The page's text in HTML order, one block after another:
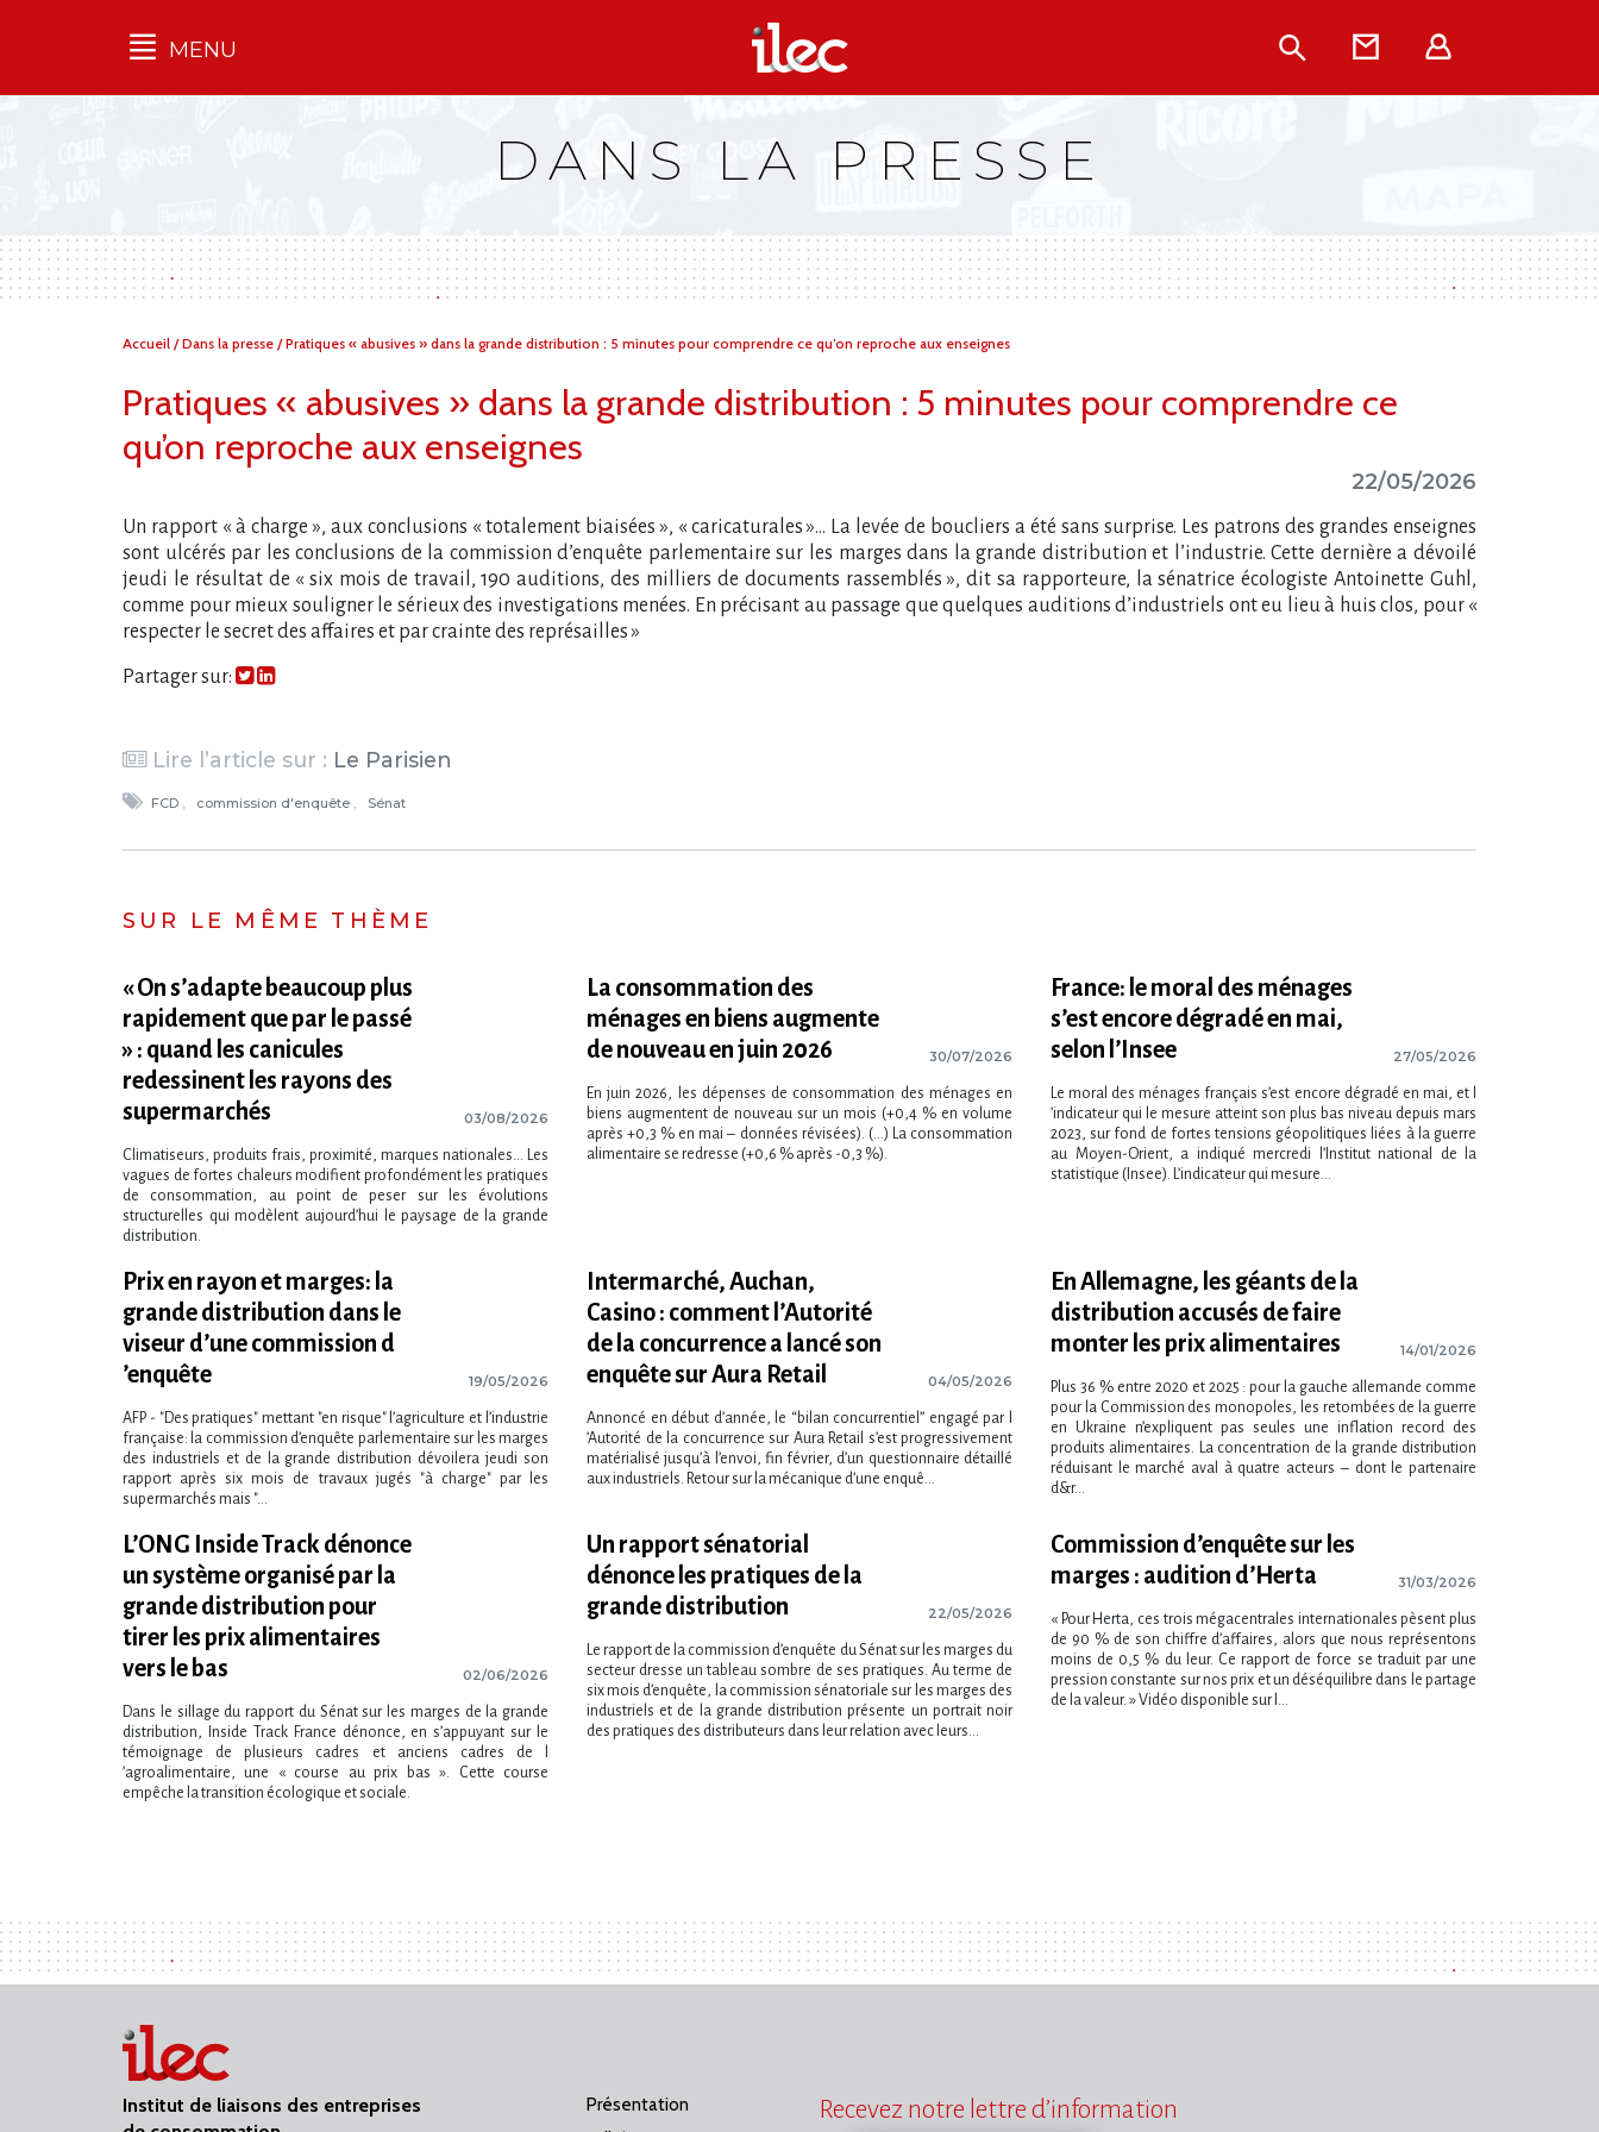
Qu'est-ce que l’Ilec
Campagnes
multimarques
MENU Rechercher
Contact
DANS LA PRESSE
Vous
Accueil /Dans la presse /Pratiques « abusives » dans la grande distribution : 5 minutes pour comprendre ce qu’on reproche aux enseignes
Pratiques « abusives » dans la grande distribution : 5 minutes pour comprendre ce
qu’on reproche aux enseignes
22/05/2026
Un rapport « à charge », aux conclusions « totalement biaisées », « caricaturales »… La levée de boucliers a été sans surprise. Les patrons des grandes enseignes
sont ulcérés par les conclusions de la commission d’enquête parlementaire sur les marges dans la grande distribution et l’industrie. Cette dernière a dévoilé
jeudi le résultat de « six mois de travail, 190 auditions, des milliers de documents rassemblés », dit sa rapporteure, la sénatrice écologiste Antoinette Guhl,
comme pour mieux souligner le sérieux des investigations menées. En précisant au passage que quelques auditions d’industriels ont eu lieu à huis clos, pour «
respecter le secret des affaires et par crainte des représailles »
Partager sur:
Lire l’article sur : Le Parisien
FCD commission d'enquête Sénat
SUR LE MÊME THÈME
« On s​‌’adapte beaucoup plus
rapidement que par le passé
» : quand les canicules
redessinent les rayons des
supermarchés
03/08/2026
Climatiseurs, produits frais, proximité, marques nationales… Les
vagues de fortes chaleurs modifient profondément les pratiques
de consommation, au point de peser sur les évolutions
structurelles qui modèlent aujourd​‌’hui le paysage de la grande
distribution.
La consommation des
ménages en biens augmente
de nouveau en juin 2026
30/07/2026
En juin 2026, les dépenses de consommation des ménages en
biens augmentent de nouveau sur un mois (+0,4 % en volume
après +0,3 % en mai – données révisées). (...) La consommation
alimentaire se redresse (+0,6 % après -0,3 %).
France: le moral des ménages
s​‌’est encore dégradé en mai,
selon l​‌’Insee
27/05/2026
Le moral des ménages français s​‌’est encore dégradé en mai, et l​
‌’indicateur qui le mesure atteint son plus bas niveau depuis mars
2023, sur fond de fortes tensions géopolitiques liées à la guerre
au Moyen-Orient, a indiqué mercredi l​‌’Institut national de la
statistique (Insee). L​‌’indicateur qui mesure...
Prix en rayon et marges: la
grande distribution dans le
viseur d​‌’une commission d​
‌’enquête
19/05/2026
AFP - "Des pratiques" mettant "en risque" l​‌’agriculture et l​‌’industrie
française: la commission d​‌’enquête parlementaire sur les marges
des industriels et de la grande distribution dévoilera jeudi son
rapport après six mois de travaux jugés "à charge" par les
supermarchés mais "...
Intermarché, Auchan,
Casino : comment l​‌’Autorité
de la concurrence a lancé son
enquête sur Aura Retail
04/05/2026
Annoncé en début d​‌’année, le “bilan concurrentiel” engagé par l​
‌’Autorité de la concurrence sur Aura Retail s​‌’est progressivement
matérialisé jusqu​‌’à l​‌’envoi, fin février, d​‌’un questionnaire détaillé
aux industriels. Retour sur la mécanique d​‌’une enquê...
En Allemagne, les géants de la
distribution accusés de faire
monter les prix alimentaires
14/01/2026
Plus 36 % entre 2020 et 2025 : pour la gauche allemande comme
pour la Commission des monopoles, les retombées de la guerre
en Ukraine n’expliquent pas seules une inflation record des
produits alimentaires. La concentration de la grande distribution
réduisant le marché aval à quatre acteurs – dont le partenaire
d&r...
L​‌’ONG Inside Track dénonce
un système organisé par la
grande distribution pour
tirer les prix alimentaires
vers le bas
02/06/2026
Dans le sillage du rapport du Sénat sur les marges de la grande
distribution, Inside Track France dénonce, en s​‌’appuyant sur le
témoignage de plusieurs cadres et anciens cadres de l​
‌’agroalimentaire, une « course au prix bas ». Cette course
empêche la transition écologique et sociale.
Un rapport sénatorial
dénonce les pratiques de la
grande distribution
22/05/2026
Le rapport de la commission d’enquête du Sénat sur les marges du
secteur dresse un tableau sombre de ses pratiques. Au terme de
six mois d’enquête, la commission sénatoriale sur les marges des
industriels et de la grande distribution présente un portrait noir
des pratiques des distributeurs dans leur relation avec leurs...
Commission d’enquête sur les
marges : audition d’Herta
31/03/2026
« Pour Herta, ces trois mégacentrales internationales pèsent plus
de 90 % de son chiffre d’affaires, alors que nous représentons
moins de 0,5 % du leur. Ce rapport de force se traduit par une
pression constante sur nos prix et un déséquilibre dans le partage
de la valeur. » Vidéo disponible sur l...
Institut de liaisons des entreprises
Présentation
Recevez notre lettre d’information